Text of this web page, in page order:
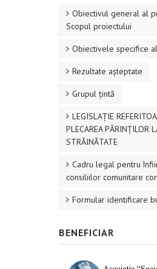
Obiectivul general al
Scopul proiectului
Obiectivele specifice
Rezultate aşteptate
Grupul ţintă
LEGISLAȚIE
PLECAREA PĂRINȚILOR
STRĂINĂTATE
Cadru legal pentru
consiliilor comunitare
Formular identificare
BENEFICIAR